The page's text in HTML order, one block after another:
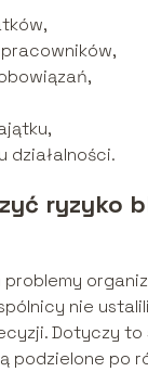
działalności.
ryzyko
problemy
nie
Dotyczy to
podzielone po